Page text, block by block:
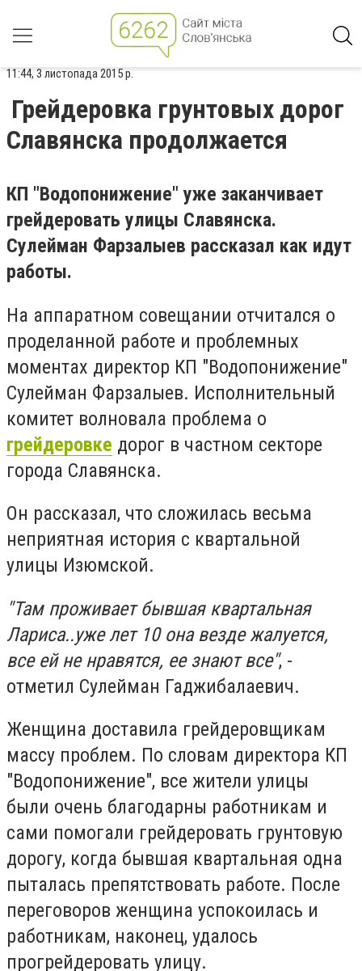
11:44, 3 листопада 2015 р.
Грейдеровка грунтовых дорог
Славянска продолжается
КП "Водопонижение" уже заканчивает
грейдеровать улицы Славянска.
Сулейман Фарзалыев рассказал как идут
работы.
На аппаратном совещании отчитался о
проделанной работе и проблемных
моментах директор КП "Водопонижение"
Сулейман Фарзалыев. Исполнительный
комитет волновала проблема о
грейдеровке дорог в частном секторе
города Славянска.
Он рассказал, что сложилась весьма
неприятная история с квартальной
улицы Изюмской.
"Там проживает бывшая квартальная
Лариса..уже лет 10 она везде жалуется,
все ей не нравятся, ее знают все", -
отметил Сулейман Гаджибалаевич.
Женщина доставила грейдеровщикам
массу проблем. По словам директора КП
"Водопонижение", все жители улицы
были очень благодарны работникам и
сами помогали грейдеровать грунтовую
дорогу, когда бывшая квартальная одна
пыталась препятствовать работе. После
переговоров женщина успокоилась и
работникам, наконец, удалось
прогрейдеровать улицу.